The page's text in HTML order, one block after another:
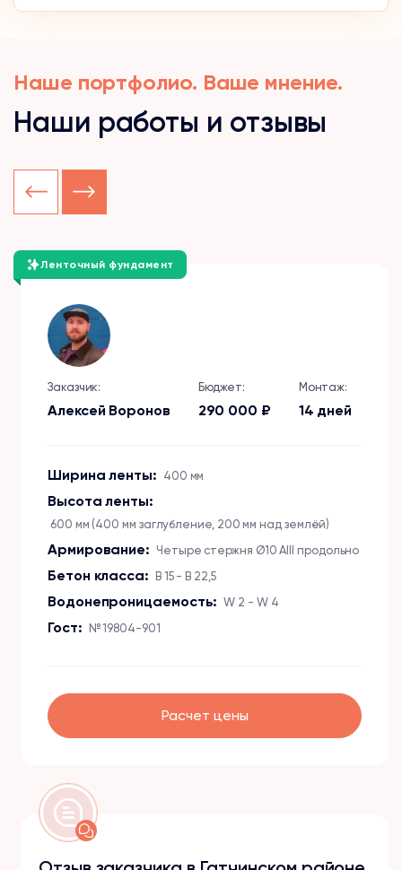
Наше портфолио. Ваше мнение.
Наши работы и отзывы
Ленточный фундамент
Заказчик:
Алексей Воронов
Бюджет:
290 000 ₽
Монтаж:
14 дней
Ширина ленты: 400 мм
Высота ленты:
600 мм (400 мм заглубление, 200 мм над землёй)
Армирование: Четыре стержня Ø10 АIII продольно
Бетон класса: B 15 - B 22,5
Водонепроницаемость: W 2 - W 4
Гост: № 19804-901
Расчет цены